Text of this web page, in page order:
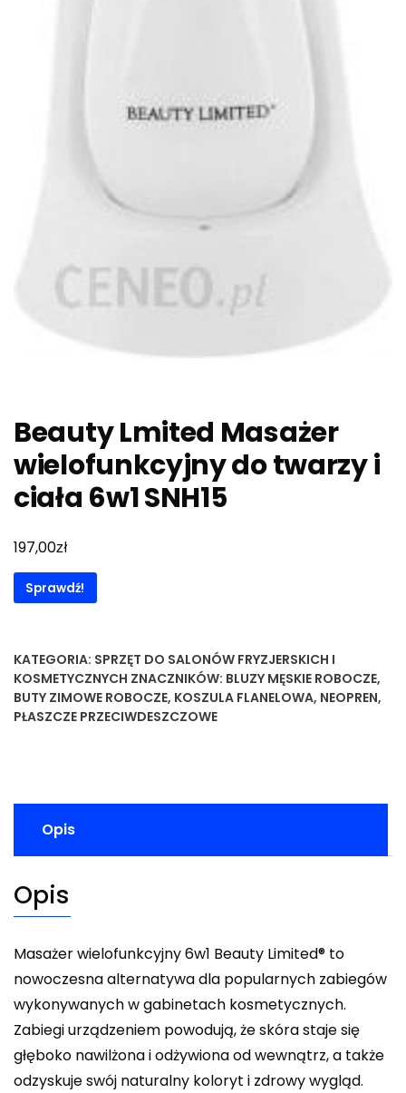
Beauty Lmited Masażer
wielofunkcyjny do twarzy i
ciała 6w1 SNH15
197,00zł
Sprawdź!
KATEGORIA: SPRZĘT DO SALONÓW FRYZJERSKICH I
KOSMETYCZNYCH ZNACZNIKÓW: BLUZY MĘSKIE ROBOCZE,
BUTY ZIMOWE ROBOCZE, KOSZULA FLANELOWA, NEOPREN,
PŁASZCZE PRZECIWDESZCZOWE
Opis
Opis
Masażer wielofunkcyjny 6w1 Beauty Limited® to
nowoczesna alternatywa dla popularnych zabiegów
wykonywanych w gabinetach kosmetycznych.
Zabiegi urządzeniem powodują, że skóra staje się
głęboko nawilżona i odżywiona od wewnątrz, a także
odzyskuje swój naturalny koloryt i zdrowy wygląd.